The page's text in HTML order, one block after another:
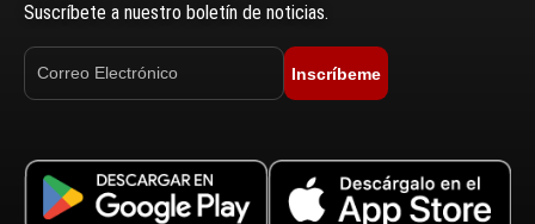
Suscríbete a nuestro boletín de noticias.
Inscríbeme